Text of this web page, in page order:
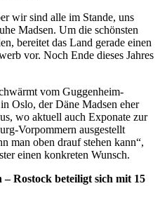
wir sind alle im Stande, uns
Madsen. Um die schönsten
bereitet das Land gerade einen
vor. Noch Ende dieses Jahres
vom Guggenheim-
Oslo, der Däne Madsen eher
wo aktuell auch Exponate zur
Vorpommern ausgestellt
man oben drauf stehen kann“,
einen konkreten Wunsch.
Rostock beteiligt sich mit 15